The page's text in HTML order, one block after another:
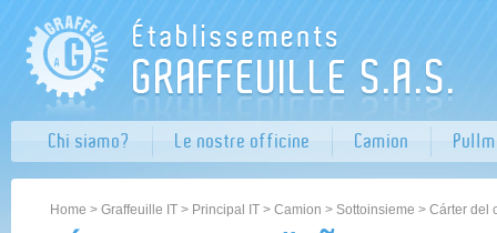
Chi siamo? Le nostre officine Camion
Home > Graffeuille IT > Principal IT > Camion > Sottoinsieme > Cárter del